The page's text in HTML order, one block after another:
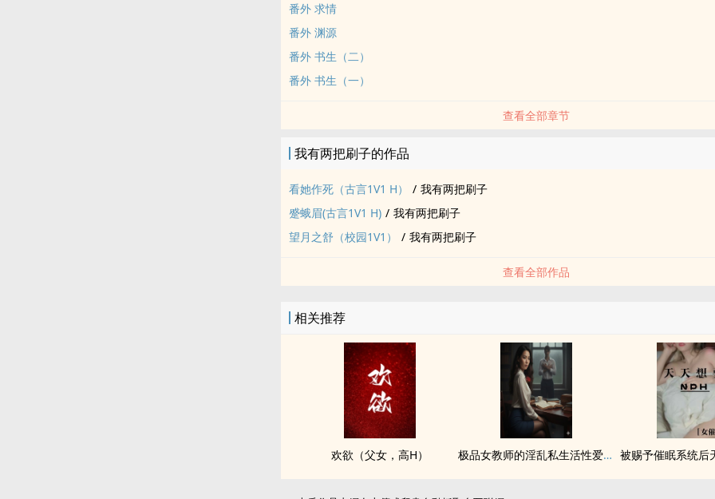
50珠（✓）100珠（✓）150珠（✓）200珠（✓）250珠（✓）300珠（✓）350珠（✓
450珠（✓）500珠（✓）600（✓）700（✓）800（✓）900（✓）1000（✓）1100（
1200（✓）1300（✓）1400（✓）1500（✓）1600（✓）1700（✓）1800（✓）1900
2000（✓）
番外 求情
番外 渊源
番外 书生（二）
番外 书生（一）
查看全部章节
我有两把刷子的作品
看她作死（古言1V1 H） / 我有两把刷子
蹙蛾眉(古言1V1 H) / 我有两把刷子
望月之舒（校园1V1）
/ 我有两把刷子
查看全部作品
相关推荐
欢欲（‍父‎‍女‌‌‍，‌高‎‎H‍‌） 极品女教师的‎淫‎‍‎乱‌私生活‍‎‌性‎‍‌爱‍故事集 被赐予催眠系统后